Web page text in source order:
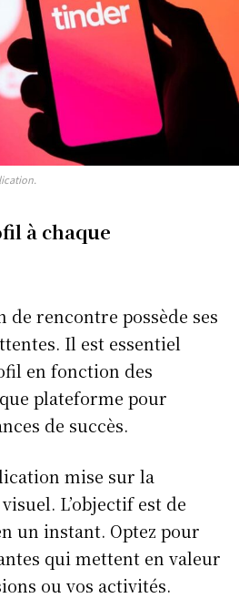
à chaque
de rencontre possède ses
Il est essentiel
en fonction des
plateforme pour
de succès.
mise sur la
L’objectif est de
un instant. Optez pour
qui mettent en valeur
ou vos activités.